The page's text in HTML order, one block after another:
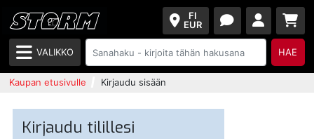
FI
EUR
VALIKKO HAE
Kaupan etusivulle Kirjaudu sisään
Kirjaudu tilillesi